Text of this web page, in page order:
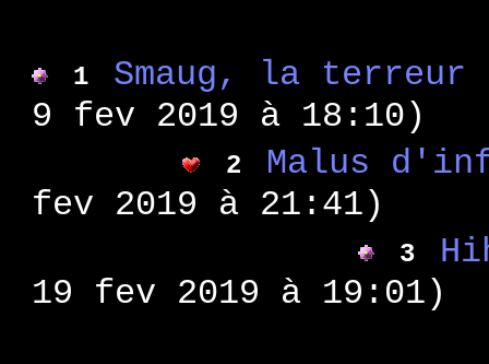
WA 26 : 5
WA 25 :
WA 24:
WA 23
WA 22
WA 21:
WA 20:
:
1
Smaug, la terreur
9 fev 2019 à 18:10)
2
Malus
fev 2019 à 21:41)
3
19 fev 2019 à 19:01)